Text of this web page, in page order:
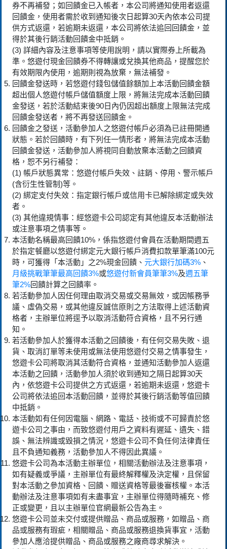
券不再補發；如回饋金已入帳者，本公司將通知使用者返還
回饋金，使用者需於收到通知後次日起算30天內依本公司提
供方式返還，若逾期未返還，本公司將依法追回回饋金，並
得於其後行銷活動回饋金中抵銷。
(3) 詳細內容及注意事項等使用說明，請以實際券上所載為
準。悠遊付現金回饋券不得轉讓或兌換其他商品，提醒您於
有效期限內使用，逾期則視為放棄，無法補發。
回饋金發送時，若悠遊付錢包儲值餘額加上本活動回饋金額
超出個人悠遊付帳戶儲值額度上限，將無法完成本活動回饋
金發送，若於活動結束後90日內仍因超出額度上限無法完成
回饋金發送者，將不再發送回饋金。
回饋金之發送，活動參加人之悠遊付帳戶必須為已註冊開通
狀態。若於回饋時，有下列任一情形者，將無法完成本活動
回饋金發送，活動參加人將視同自動放棄本活動之回饋資
格，恕不另行補發：
(1) 帳戶狀態異常：悠遊付帳戶失效、註銷、停用、警示帳戶
(含衍生性管制)等。
(2) 綁定支付失效：指定銀行帳戶或信用卡已解除綁定或失效
者。
(3) 其他違規情事：經悠遊卡公司認定有其他違反本活動辦法
或注意事項之情事等。
本活動名稱最高回饋10%，係指悠遊付會員在活動期間週五
於指定餐廳以悠遊付綁定元大銀行帳戶消費扣款單筆滿100元
時，可獲得「本活動」之2%現金回饋、 元大銀行加碼3% 、
月級挑戰筆筆最高回饋3%或悠遊付新會員筆筆3%及週五筆
筆2%回饋計算之回饋率。
若活動參加人因任何理由取消交易或交易無效，或因帳務爭
議、虛偽交易，或其他違反誠信原則之方法取得上述活動資
格者，主辦單位將逕予以取消活動符合資格，且不另行通
知。
若活動參加人於獲得本活動之回饋後，有任何交易失敗、退
貨、取消訂單等未使用或無法使用悠遊付交易之情事發生，
悠遊卡公司將取消其活動符合資格，並通知活動參加人返還
本活動之回饋，活動參加人須於收到通知之隔日起算30天
內，依悠遊卡公司提供之方式返還，若逾期未返還，悠遊卡
公司將依法追回本活動回饋，並得於其後行銷活動等值回饋
中抵銷。
本活動如有任何因電腦、網路、電話、技術或不可歸責於悠
遊卡公司之事由，而致悠遊付用戶之資料有遲延、遺失、錯
誤、無法辨識或毀損之情況，悠遊卡公司不負任何法律責任
且不負通知義務，活動參加人不得因此異議。
悠遊卡公司為本活動主辦單位，相關活動辦法及注意事項，
如有疑義或爭議，主辦單位有最終解釋權及決定權，且保留
對本活動之參加資格、回饋、贈送資格等最後審核權。本活
動辦法及注意事項如有未盡事宜，主辦單位得隨時補充、修
正或變更，且以主辦單位官網最新公告為主。
悠遊卡公司並未交付或提供贈品、商品或服務，如贈品、商
品或服務有瑕疵，相關贈品、商品或服務退換貨事宜，活動
參加人應洽提供贈品、商品或服務之廠商尋求解決。